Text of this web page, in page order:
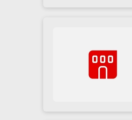
Engin Gsm -
Atatürk Mah. 1553.
05378538018
Ay-Ata Maden